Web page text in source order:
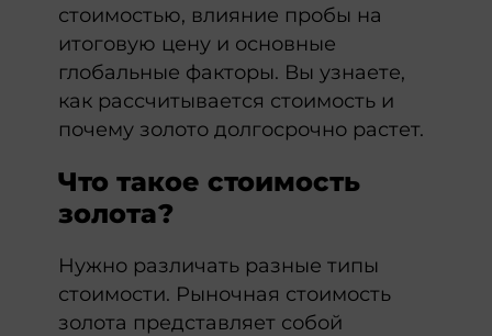
стоимостью, влияние пробы на
итоговую цену и основные
глобальные факторы. Вы узнаете,
как рассчитывается стоимость и
почему золото долгосрочно растет.
Что такое стоимость
золота?
Нужно различать разные типы
стоимости. Рыночная стоимость
золота представляет собой